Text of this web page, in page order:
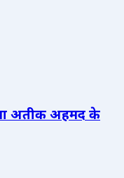
अतीक अहमद के